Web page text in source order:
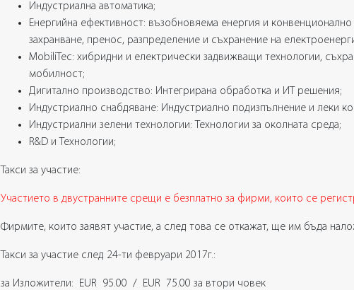
Индустриална автоматика;
Енергийна ефективност: възобновяема енергия и
захранване, пренос, разпределение и съхранение на
MobiliTec: хибридни и електрически задвижващи технологии,
мобилност;
Дигитално производство: Интегрирана обработка и ИТ решения;
Индустриално снабдяване: Индустриално подизпълнение и леки
Индустриални зелени технологии: Технологии за околната среда;
R&D и Технологии;
Такси за участие:
Участието в двустранните срещи е безплатно за фирми, които се
Фирмите, които заявят участие, а след това се откажат, ще им бъда
Такси за участие след 24-ти февруари 2017г.:
за Изложители: EUR 95.00 / EUR 75.00 за втори човек